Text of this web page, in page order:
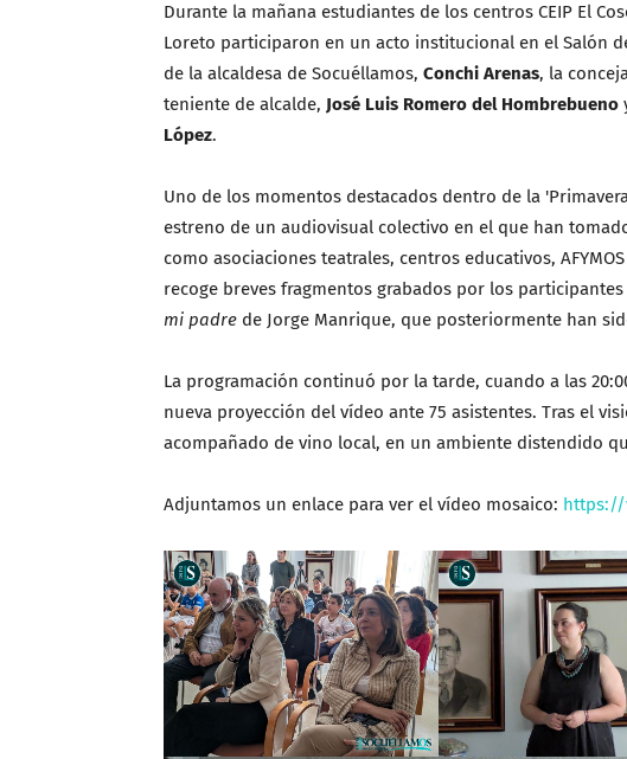
Durante la mañana estudiantes de los centros CEIP El
Loreto participaron en un acto institucional en el Salón
de la alcaldesa de Socuéllamos, Conchi Arenas, la
teniente de alcalde, José Luis Romero del Hombrebueno
López.
Uno de los momentos destacados dentro de la
estreno de un audiovisual colectivo en el que han
como asociaciones teatrales, centros educativos,
recoge breves fragmentos grabados por los
mi padre de Jorge Manrique, que posteriormente han
La programación continuó por la tarde, cuando a las
nueva proyección del vídeo ante 75 asistentes. Tras el
acompañado de vino local, en un ambiente distendido
Adjuntamos un enlace para ver el vídeo mosaico: https://